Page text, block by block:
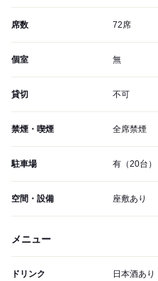
席数 72席
個室 無
貸切 不可
禁煙・喫煙 全席禁煙
駐車場 有（20台）
空間・設備 座敷あり
メニュー
ドリンク 日本酒あり